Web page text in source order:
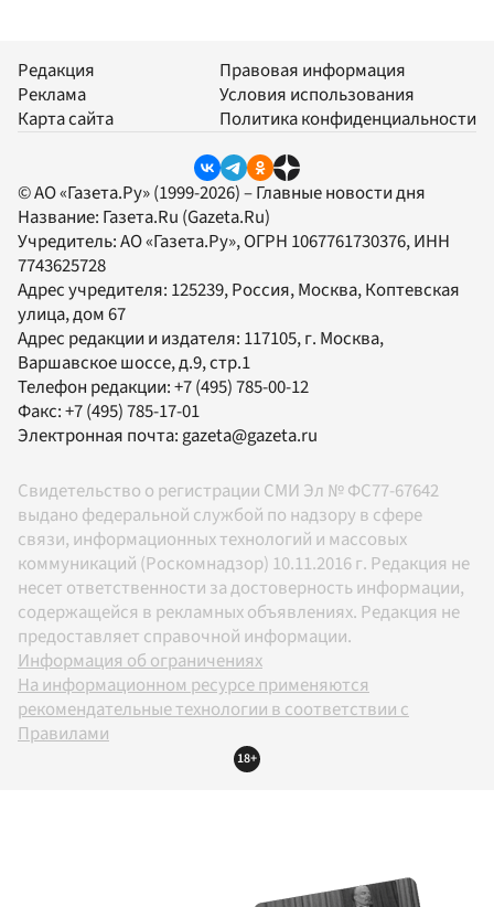
Редакция
Реклама
Карта сайта
Правовая информация
Условия использования
Политика конфиденциальности
© АО «Газета.Ру» (1999-2026) – Главные новости дня
Название: Газета.Ru (Gazeta.Ru)
Учредитель:АО «Газета.Ру», ОГРН 1067761730376, ИНН
7743625728
Адрес учредителя: 125239, Россия, Москва, Коптевская
улица, дом 67
Адрес редакции и издателя: 117105, г. Москва,
Варшавское шоссе, д.9, стр.1
Телефон редакции:+7 (495) 785-00-12
Факс:+7 (495) 785-17-01
Электронная почта: gazeta@gazeta.ru
Свидетельство о регистрации СМИ Эл № ФС77-67642
выдано федеральной службой по надзору в сфере
связи, информационных технологий и массовых
коммуникаций (Роскомнадзор) 10.11.2016 г. Редакция не
несет ответственности за достоверность информации,
содержащейся в рекламных объявлениях. Редакция не
предоставляет справочной информации.
Информация об ограничениях
На информационном ресурсе применяются
рекомендательные технологии в соответствии с
Правилами
18+